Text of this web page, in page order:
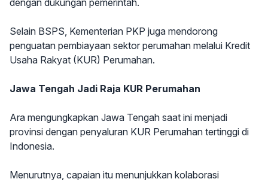
dengan dukungan pemerintah.
Selain BSPS, Kementerian PKP juga mendorong
penguatan pembiayaan sektor perumahan melalui Kredit
Usaha Rakyat (KUR) Perumahan.
Jawa Tengah Jadi Raja KUR Perumahan
Ara mengungkapkan Jawa Tengah saat ini menjadi
provinsi dengan penyaluran KUR Perumahan tertinggi di
Indonesia.
Menurutnya, capaian itu menunjukkan kolaborasi